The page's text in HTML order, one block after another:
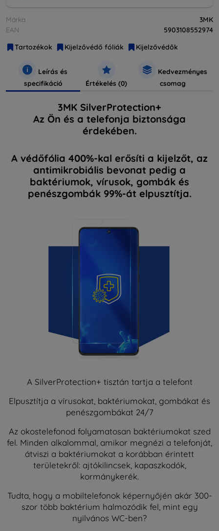
Márka
3MK
EAN
5903108552974
Tartozékok
Kijelzővédő fóliák Kijelzővédők
Leírás és
specifikáció
Értékelés (0)
Kedvezményes
csomag
3MK SilverProtection+
Az Ön és a telefonja biztonsága
érdekében.
A védőfólia 400%-kal erősíti a kijelzőt, az
antimikrobiális bevonat pedig a
baktériumok, vírusok, gombák és
penészgombák 99%-át elpusztítja.
A SilverProtection+ tisztán tartja a telefont
Elpusztítja a vírusokat, baktériumokat, gombákat és
penészgombákat 24/7
Az okostelefonod folyamatosan baktériumokat szed
fel. Minden alkalommal, amikor megnézi a telefonját,
átviszi a baktériumokat a korábban érintett
területekről: ajtókilincsek, kapaszkodók,
kormánykerék.
Tudta, hogy a mobiltelefonok képernyőjén akár 300-
szor több baktérium halmozódik fel, mint egy
nyilvános WC-ben?